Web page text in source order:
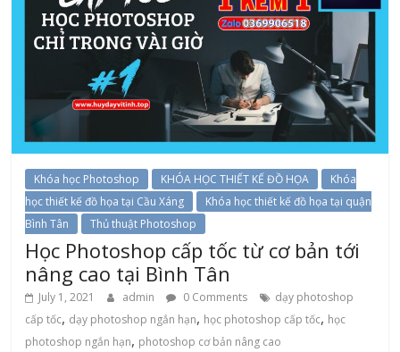
Khóa học Photoshop KHÓA HỌC THIẾT KẾ ĐỒ HỌA
Khóa
học thiết kế đồ họa tại Cầu Xáng
Khóa học thiết kế đồ họa tại quận
Bình Tân
Thủ thuật Photoshop
Học Photoshop cấp tốc từ cơ bản tới
nâng cao tại Bình Tân
July 1, 2021 admin 0 Comments
dạy photoshop
cấp tốc, dạy photoshop ngắn hạn, học photoshop cấp tốc, học
photoshop ngắn hạn, photoshop cơ bản nâng cao